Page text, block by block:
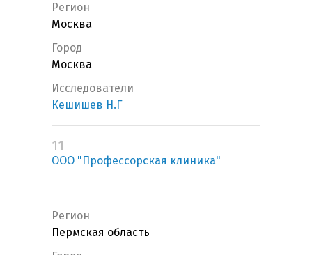
Регион
Москва
Город
Москва
Исследователи
Кешишев Н.Г
11
ООО "Профессорская клиника"
Регион
Пермская область